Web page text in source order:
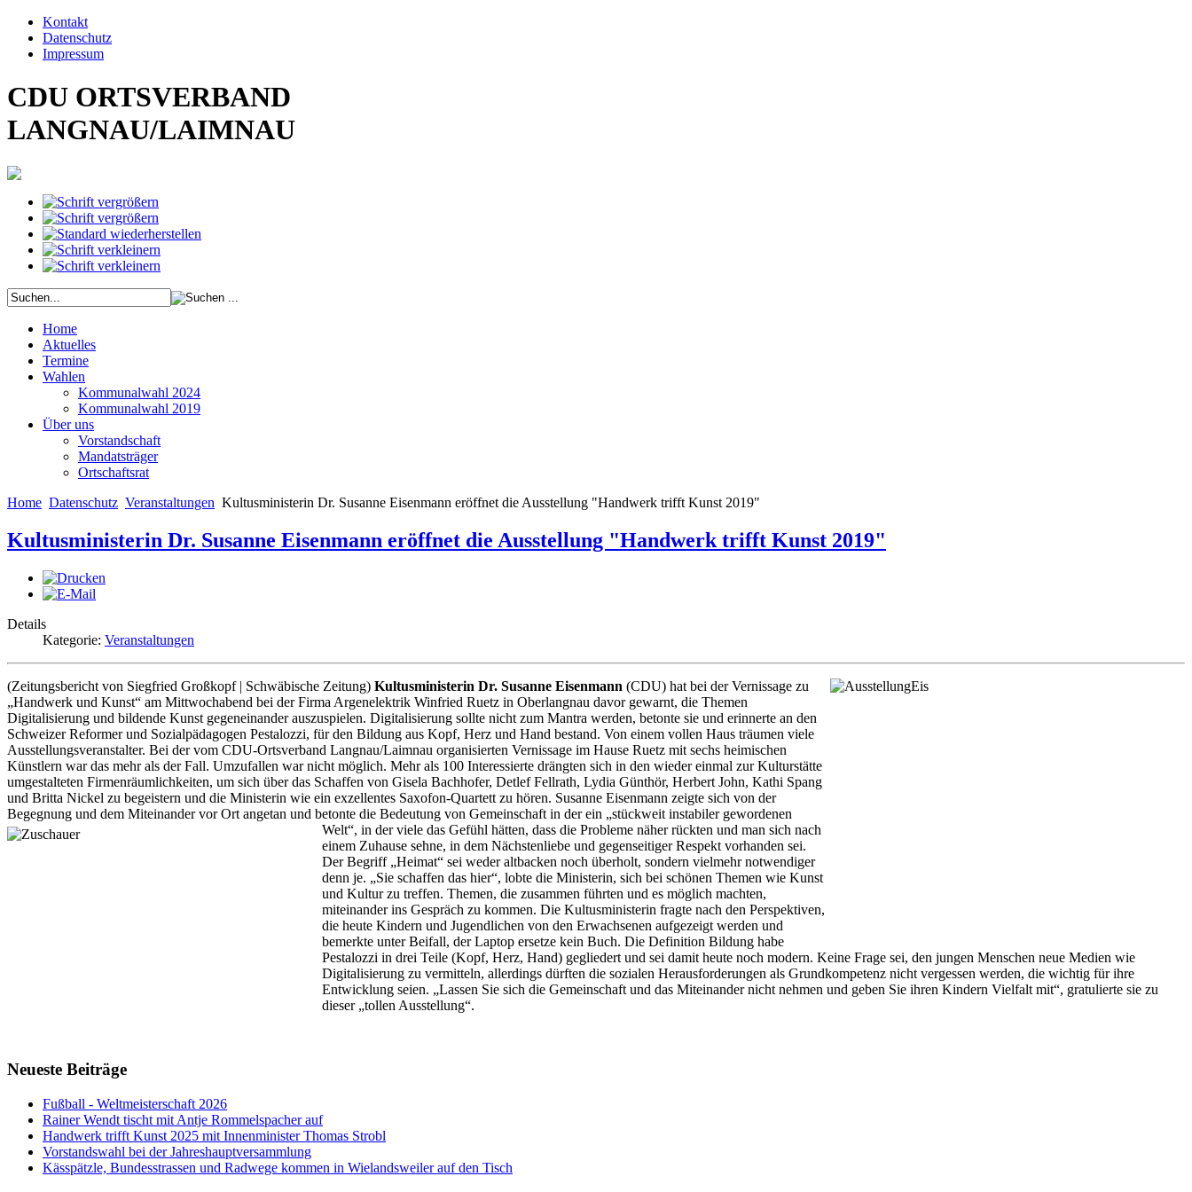
Kontakt
Datenschutz
Impressum
CDU ORTSVERBAND
LANGNAU/LAIMNAU
Home
Aktuelles
Termine
Wahlen
Kommunalwahl 2024
Kommunalwahl 2019
Über uns
Vorstandschaft
Mandatsträger
Ortschaftsrat
Home Datenschutz Veranstaltungen Kultusministerin Dr. Susanne Eisenmann eröffnet die Ausstellung "Handwerk trifft Kunst 2019"
Kultusministerin Dr. Susanne Eisenmann eröffnet die Ausstellung "Handwerk trifft Kunst 2019"
Details
Kategorie: Veranstaltungen
(Zeitungsbericht von Siegfried Großkopf | Schwäbische Zeitung) Kultusministerin Dr. Susanne Eisenmann (CDU) hat bei der Vernissage zu
„Handwerk und Kunst“ am Mittwochabend bei der Firma Argenelektrik Winfried Ruetz in Oberlangnau davor gewarnt, die Themen
Digitalisierung und bildende Kunst gegeneinander auszuspielen. Digitalisierung sollte nicht zum Mantra werden, betonte sie und erinnerte an den
Schweizer Reformer und Sozialpädagogen Pestalozzi, für den Bildung aus Kopf, Herz und Hand bestand. Von einem vollen Haus träumen viele
Ausstellungsveranstalter. Bei der vom CDU-Ortsverband Langnau/Laimnau organisierten Vernissage im Hause Ruetz mit sechs heimischen
Künstlern war das mehr als der Fall. Umzufallen war nicht möglich. Mehr als 100 Interessierte drängten sich in den wieder einmal zur Kulturstätte
umgestalteten Firmenräumlichkeiten, um sich über das Schaffen von Gisela Bachhofer, Detlef Fellrath, Lydia Günthör, Herbert John, Kathi Spang
und Britta Nickel zu begeistern und die Ministerin wie ein exzellentes Saxofon-Quartett zu hören. Susanne Eisenmann zeigte sich von der
Begegnung und dem Miteinander vor Ort angetan und betonte die Bedeutung von Gemeinschaft in der ein „stückweit instabiler gewordenen
Welt“, in der viele das Gefühl hätten, dass die Probleme näher rückten und man sich nach
einem Zuhause sehne, in dem Nächstenliebe und gegenseitiger Respekt vorhanden sei.
Der Begriff „Heimat“ sei weder altbacken noch überholt, sondern vielmehr notwendiger
denn je. „Sie schaffen das hier“, lobte die Ministerin, sich bei schönen Themen wie Kunst
und Kultur zu treffen. Themen, die zusammen führten und es möglich machten,
miteinander ins Gespräch zu kommen. Die Kultusministerin fragte nach den Perspektiven,
die heute Kindern und Jugendlichen von den Erwachsenen aufgezeigt werden und
bemerkte unter Beifall, der Laptop ersetze kein Buch. Die Definition Bildung habe
Pestalozzi in drei Teile (Kopf, Herz, Hand) gegliedert und sei damit heute noch modern. Keine Frage sei, den jungen Menschen neue Medien wie
Digitalisierung zu vermitteln, allerdings dürften die sozialen Herausforderungen als Grundkompetenz nicht vergessen werden, die wichtig für ihre
Entwicklung seien. „Lassen Sie sich die Gemeinschaft und das Miteinander nicht nehmen und geben Sie ihren Kindern Vielfalt mit“, gratulierte sie zu
dieser „tollen Ausstellung“.
Neueste Beiträge
Fußball - Weltmeisterschaft 2026
Rainer Wendt tischt mit Antje Rommelspacher auf
Handwerk trifft Kunst 2025 mit Innenminister Thomas Strobl
Vorstandswahl bei der Jahreshauptversammlung
Kässpätzle, Bundesstrassen und Radwege kommen in Wielandsweiler auf den Tisch